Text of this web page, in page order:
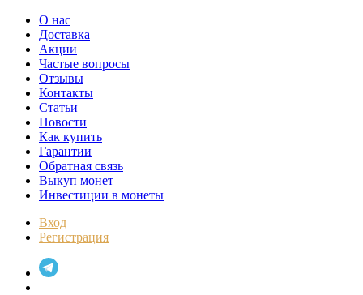
О нас
Доставка
Акции
Частые вопросы
Отзывы
Контакты
Статьи
Новости
Как купить
Гарантии
Обратная связь
Выкуп монет
Инвестиции в монеты
Вход
Регистрация